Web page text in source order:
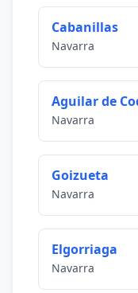
Cabanillas
Navarra
Aguilar de
Navarra
Goizueta
Navarra
Elgorriaga
Navarra